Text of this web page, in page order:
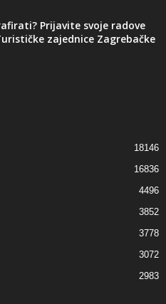
Prijavite svoje radove
zajednice Zagrebačke
18146
16836
4496
3852
3778
3072
2983